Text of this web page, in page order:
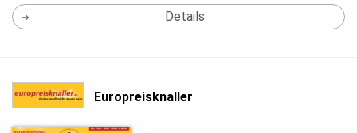
Details
Europreisknaller